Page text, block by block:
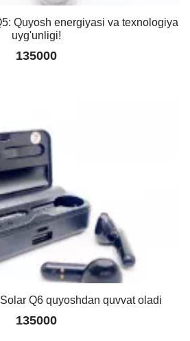
Quyosh energiyasi va texnologiya
uyg'unligi!
135000
Q6 quyoshdan quvvat oladi
135000